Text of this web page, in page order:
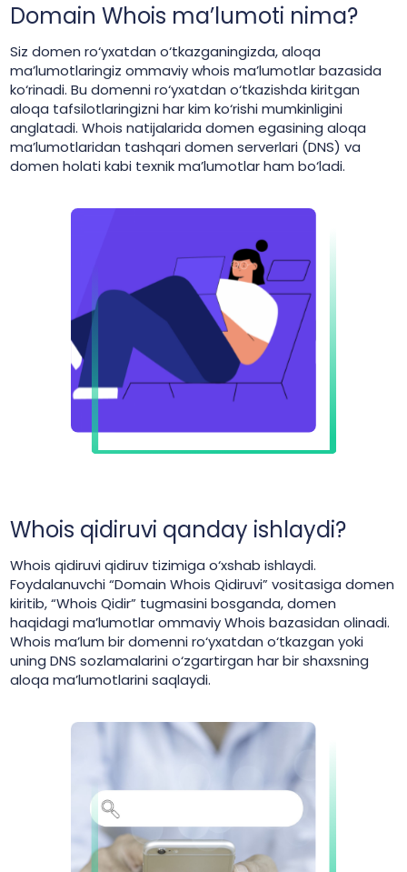
Domain Whois ma’lumoti nima?
Siz domen ro‘yxatdan o‘tkazganingizda, aloqa
ma’lumotlaringiz ommaviy whois ma’lumotlar bazasida
ko‘rinadi. Bu domenni ro‘yxatdan o‘tkazishda kiritgan
aloqa tafsilotlaringizni har kim ko‘rishi mumkinligini
anglatadi. Whois natijalarida domen egasining aloqa
ma’lumotlaridan tashqari domen serverlari (DNS) va
domen holati kabi texnik ma’lumotlar ham bo‘ladi.
Whois qidiruvi qanday ishlaydi?
Whois qidiruvi qidiruv tizimiga o‘xshab ishlaydi.
Foydalanuvchi “Domain Whois Qidiruvi” vositasiga domen
kiritib, “Whois Qidir” tugmasini bosganda, domen
haqidagi ma’lumotlar ommaviy Whois bazasidan olinadi.
Whois ma’lum bir domenni ro‘yxatdan o‘tkazgan yoki
uning DNS sozlamalarini o‘zgartirgan har bir shaxsning
aloqa ma’lumotlarini saqlaydi.